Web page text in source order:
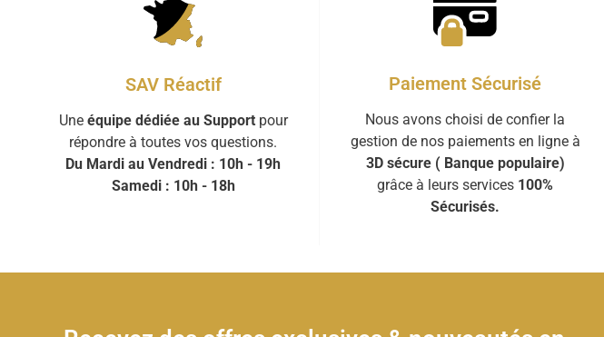
SAV Réactif
Une équipe dédiée au Supportpour
répondre à toutes vos questions.
Du Mardi au Vendredi : 10h - 19h
Samedi : 10h - 18h
Paiement Sécurisé
Nous avons choisi de confier la
gestion de nos paiements en ligne à
3D sécure ( Banque populaire)
grâce à leurs services 100%
Sécurisés.